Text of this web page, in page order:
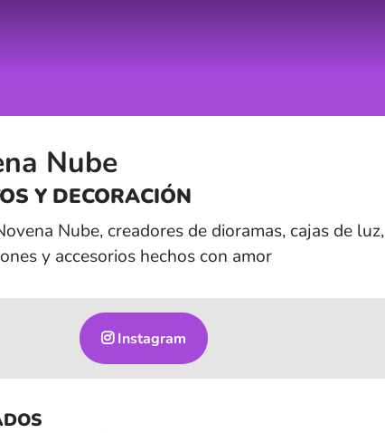
Nube
Y DECORACIÓN
Nube, creadores de dioramas, cajas de luz,
y accesorios hechos con amor
Instagram